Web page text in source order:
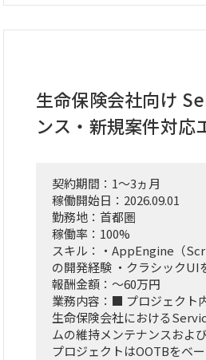
・設計部門のオフィス内に
・現場担当者へのヒアリ
・改善施策における費用対
・実行に向けたロードマッ
・幹部層への中間報告、最
■ポジション
・エスノグラフィによる行動
・現場担当者へのヒアリング
・業務課題の抽出、整理、分
・課題の構造化および改善施
・調査結果、分析結果の資
■契約条件
・参画期間：2026年10月1日
または2027年1月31日まで
・稼働率：100％想定
生命保険会社向け
ンス・新規案件対応
契約期間：1～3ヵ月
稼働開始日：2026.09.01
勤務地：首都圏
稼働率：100%
スキル：・AppEngine（
の開発経験 ・クラシックUI
報酬金額：～60万円
業務内容：■ プロジェクト
生命保険会社における
ムの維持メンテナンスおよ
プロジェクトはOOTBをベ